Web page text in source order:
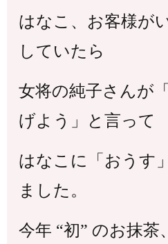
はなこ、お客様が
していたら
女将の純子さんが
げよう」と言って
はなこに「おうす
ました。
今年 “初” のお抹